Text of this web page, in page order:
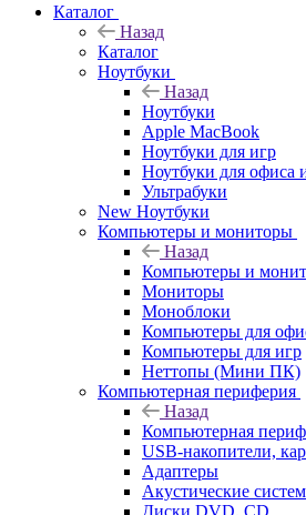
Каталог
Назад
Каталог
Ноутбуки
Назад
Ноутбуки
Apple MacBook
Ноутбуки для игр
Ноутбуки для офиса
Ультрабуки
New Ноутбуки
Компьютеры и мониторы
Назад
Компьютеры и
Мониторы
Моноблоки
Компьютеры для
Компьютеры для игр
Неттопы (Мини ПК)
Компьютерная периферия
Назад
Компьютерная
USB-накопители,
Адаптеры
Акустические
Диски DVD, CD